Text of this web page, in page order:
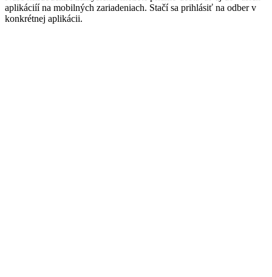
aplikáciíí na mobilných zariadeniach. Stačí sa prihlásiť na odber v
konkrétnej aplikácii.